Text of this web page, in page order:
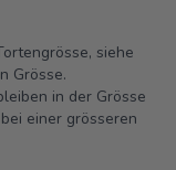
siehe
Grösse.
in der Grösse
einer grösseren